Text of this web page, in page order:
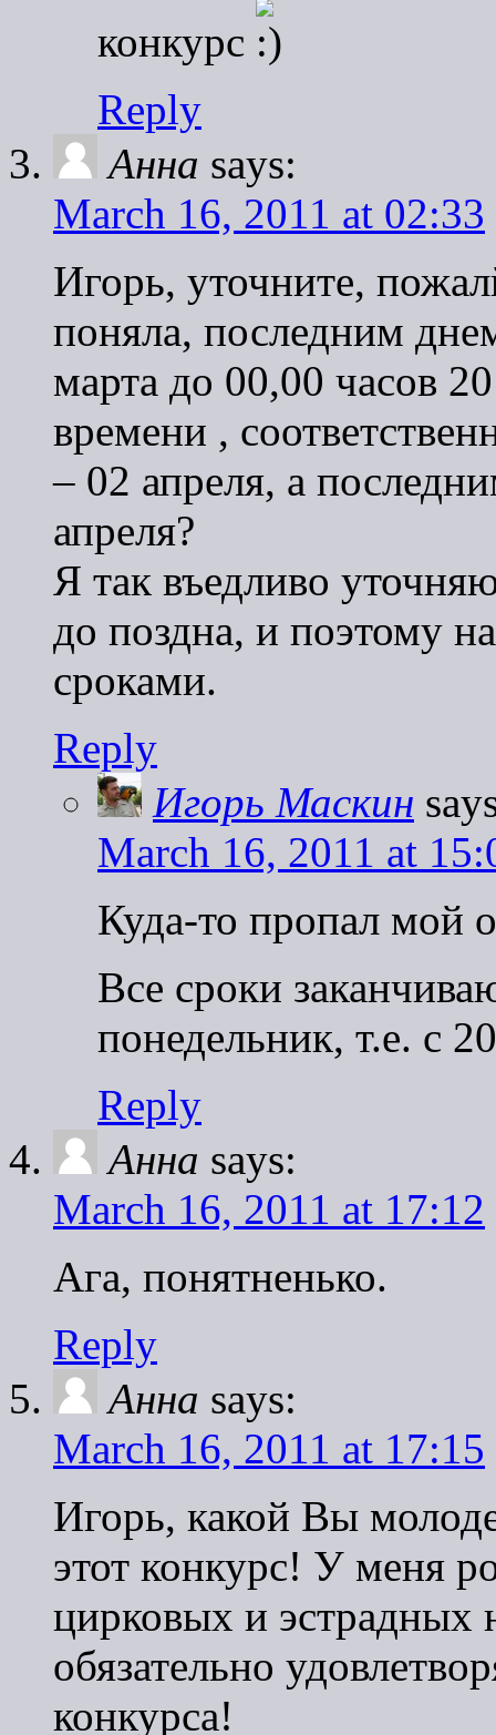
конкурс
Reply
Анна says:
March 16, 2011 at 02:33
Игорь, уточните,
поняла, последним
марта до 00,00 часов
времени ,
– 02 апреля, а
апреля?
Я так въедливо
до поздна, и поэтому
сроками.
Reply
Игорь Маскин
March 16, 2011 at
Куда-то пропал мой
Все сроки
понедельник, т.е. с
Reply
Анна says:
March 16, 2011 at 17:12
Ага, понятненько.
Reply
Анна says:
March 16, 2011 at 17:15
Игорь, какой Вы
этот конкурс! У меня
цирковых и
обязательно
конкурса!